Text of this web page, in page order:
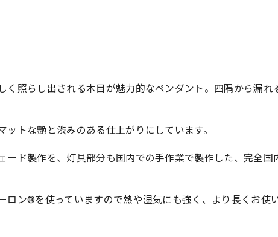
照らし出される木目が魅力的なペンダント。四隅から漏れ
トな艶と渋みのある仕上がりにしています。
ード製作を、灯具部分も国内での手作業で製作した、完全国
ロン®を使っていますので熱や湿気にも強く、より長くお使